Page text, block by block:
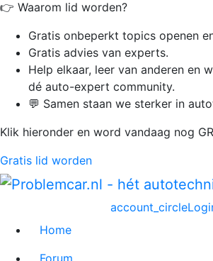
👉 Waarom lid worden?
Gratis onbeperkt topics openen
Gratis advies van experts.
Help elkaar, leer van anderen en
dé auto-expert community.
💬 Samen staan we sterker in
Klik hieronder en word vandaag nog
Gratis lid worden
account_circle
Home
Forum